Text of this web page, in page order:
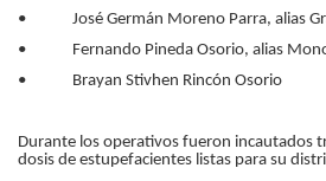
• José Germán Moreno Parra, alias
• Fernando Pineda Osorio, alias
• Brayan Stivhen Rincón Osorio
Durante los operativos fueron incautados
dosis de estupefacientes listas para su